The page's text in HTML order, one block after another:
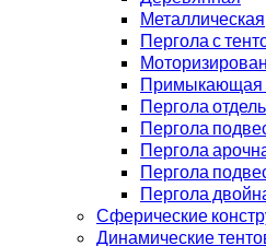
Металлическая
Пергола с
Примыкающая
Пергола
Пергола
Пергола
Пергола
Пергола
Сферические
Динамические